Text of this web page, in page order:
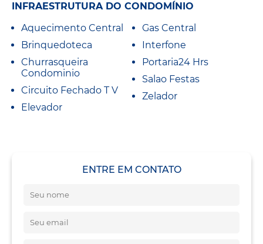
INFRAESTRUTURA DO CONDOMÍNIO
Aquecimento Central
Brinquedoteca
Churrasqueira
Condominio
Circuito Fechado T V
Elevador
Gas Central
Interfone
Portaria24 Hrs
Salao Festas
Zelador
ENTRE EM CONTATO